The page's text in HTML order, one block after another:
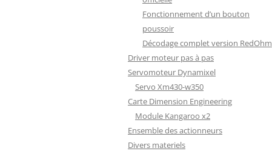
Fonctionnement d’un bouton
poussoir
Décodage complet version RedOhm
Driver moteur pas à pas
Servomoteur Dynamixel
Servo Xm430-w350
Carte Dimension Engineering
Module Kangaroo x2
Ensemble des actionneurs
Divers materiels